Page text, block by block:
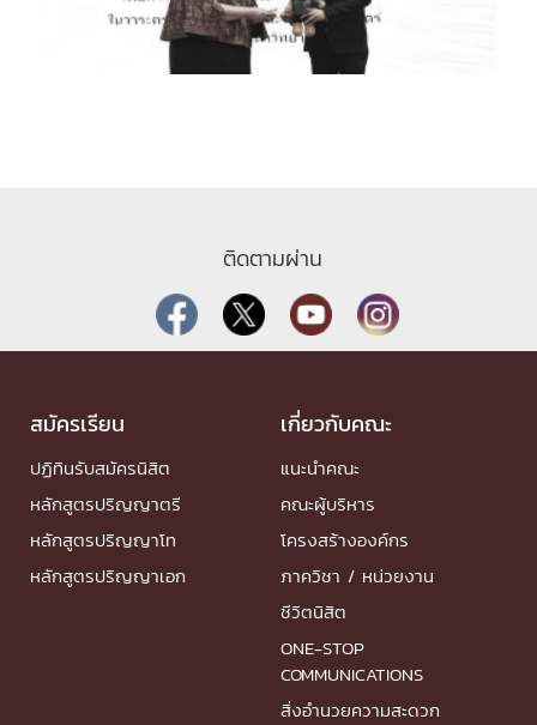
ติดตามผ่าน
สมัครเรียน
ปฏิทินรับสมัครนิสิต
หลักสูตรปริญญาตรี
หลักสูตรปริญญาโท
หลักสูตรปริญญาเอก
เกี่ยวกับคณะ
แนะนำคณะ
คณะผู้บริหาร
โครงสร้างองค์กร
ภาควิชา / หน่วยงาน
ชีวิตนิสิต
ONE-STOP
COMMUNICATIONS
สิ่งอำนวยความสะดวก